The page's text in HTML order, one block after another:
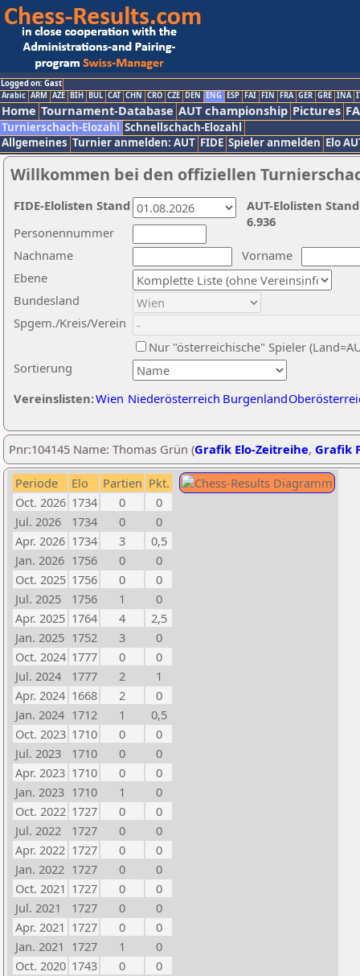
Logged on: Gast
Arabic ARM AZE BIH BUL CAT CHN CRO CZE DEN ENG ESP FAI FIN FRA GER GRE INA
Home Tournament-Database AUT championship Pictures
Turnierschach-Elozahl Schnellschach-Elozahl
Allgemeines Turnier anmelden: AUT FIDE Spieler anmelden Elo
Willkommen bei den offiziellen
Nachname
Vorname
Ebene
Sortierung
Personennummer
Bundesland
Spgem./Kreis/Verein
Nur "österreichische" Spieler
Vereinslisten:Wien Niederösterreich Burgenland
AUT-Elolisten
6.936
FIDE-Elolisten Stand
Pnr:104145 Name: Thomas Grün (Grafik Elo-Zeitreihe, Grafik
Periode Elo Partien Pkt.
Oct. 2026 1734 0
0
Jul. 2026
1734 0
0
Apr. 2026 1734 3
0,5
Jan. 2026 1756 0
0
Oct. 2025 1756 0
0
Jul. 2025
1756 1
0
Apr. 2025 1764 4
2,5
Jan. 2025 1752 3
0
Oct. 2024 1777 0
0
Jul. 2024
1777 2
1
Apr. 2024 1668 2
0
Jan. 2024 1712 1
0,5
Oct. 2023 1710 0
0
Jul. 2023
1710 0
0
Apr. 2023 1710 0
0
Jan. 2023 1710 1
0
Oct. 2022 1727 0
0
Jul. 2022
1727 0
0
Apr. 2022 1727 0
0
Jan. 2022 1727 0
0
Oct. 2021 1727 0
0
Jul. 2021
1727 0
0
Apr. 2021 1727 0
0
Jan. 2021 1727 1
0
Oct. 2020 1743 0
0